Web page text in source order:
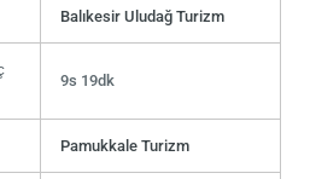
Balıkesir Uludağ Turizm
9s 19dk
Pamukkale Turizm